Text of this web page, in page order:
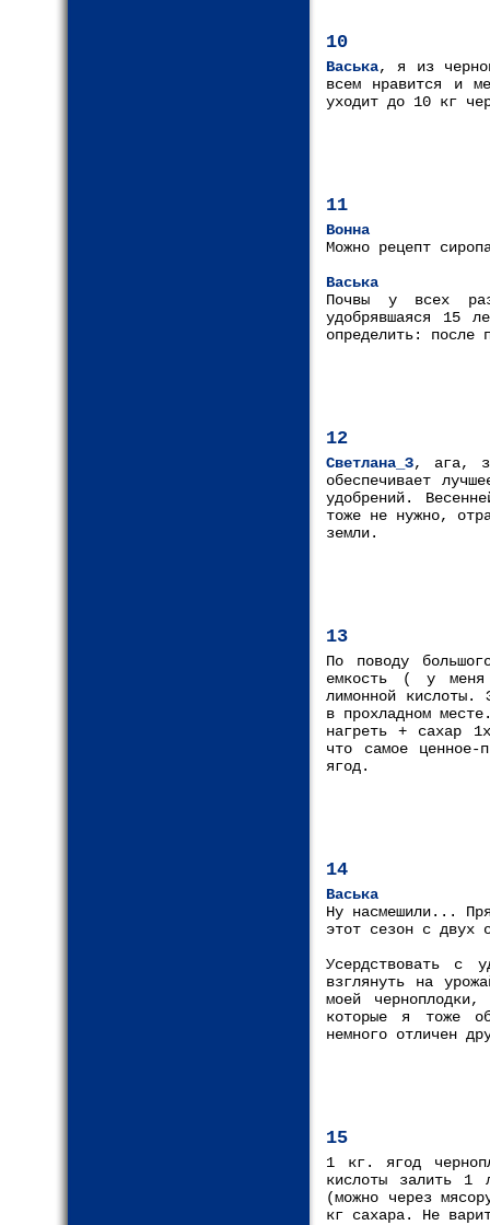
10
Васька, я из
всем нравится и
уходит до 10 кг
11
Вонна
Можно рецепт
Васька
Почвы у всех
удобрявшаяся 15
определить: после
12
Светлана_З, ага,
обеспечивает
удобрений.
тоже не нужно,
земли.
13
По поводу
емкость ( у меня
лимонной кислоты.
в прохладном
нагреть + сахар
что самое ценное-
ягод.
14
Васька
Ну насмешили...
этот сезон с двух
Усердствовать с
взглянуть на
моей
которые я тоже
немного отличен
15
1 кг. ягод
кислоты залить 1
(можно через
кг сахара. Не